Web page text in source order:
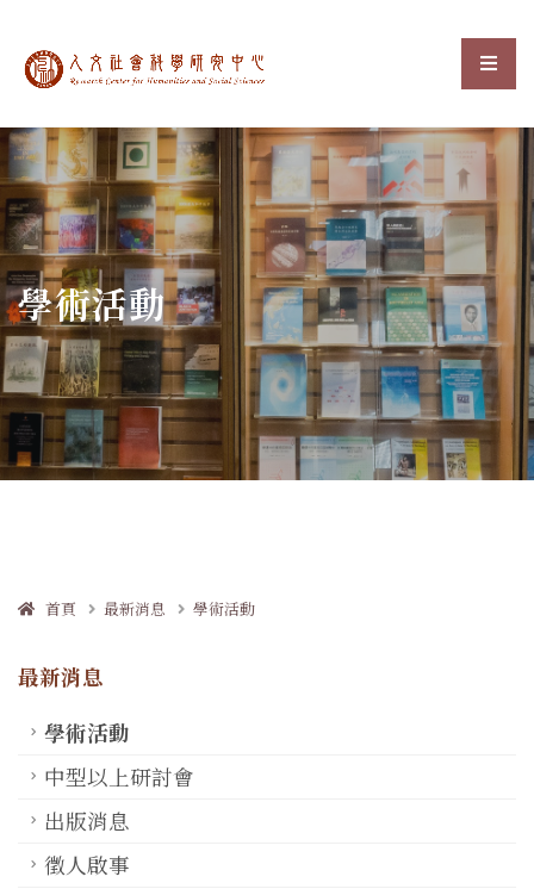
中央研究院人文社會科選
:::
學術活動
首頁 最新消息 學術活動
最新消息
學術活動
中型以上研討會
出版消息
徵人啟事